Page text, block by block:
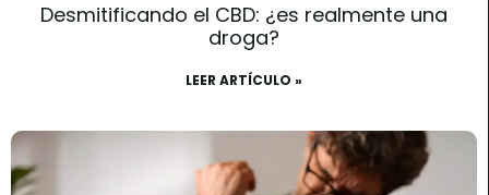
Desmitificando el CBD: ¿es realmente una
droga?
LEER ARTÍCULO »